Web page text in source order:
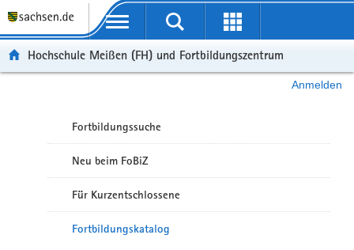
Portalübergreifende Navigation
Hochschule Meißen (FH) und Fortbildungszentrum
Anmelden
Fortbildungssuche
Neu beim FoBiZ
Für Kurzentschlossene
Fortbildungskatalog